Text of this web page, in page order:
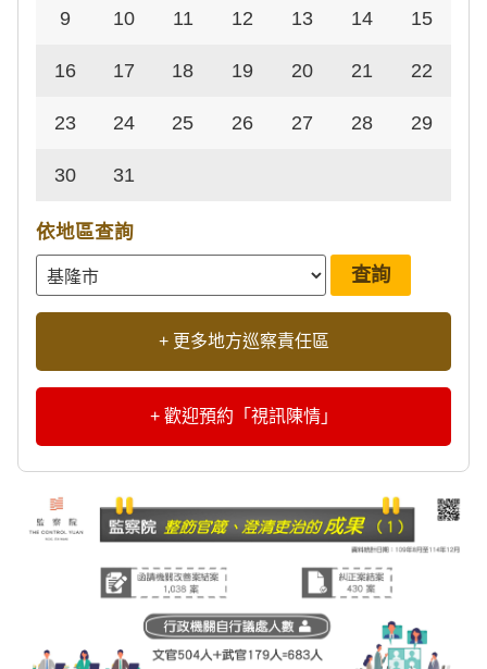
9 10 11 12 13 14 15
16 17 18 19 20 21 22
23 24 25 26 27 28 29
30 31
依地區查詢
+ 更多地方巡察責任區
+ 歡迎預約「視訊陳情」